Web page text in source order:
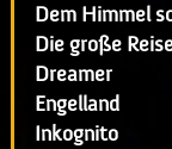
Dem Himmel
Die große
Dreamer
Engelland
Inkognito